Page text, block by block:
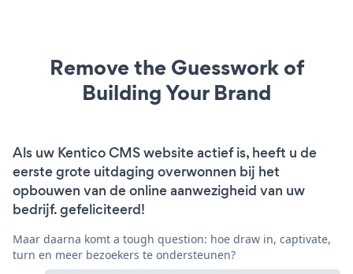
Remove the Guesswork of
Building Your Brand
Als uw Kentico CMS website actief is, heeft u de
eerste grote uitdaging overwonnen bij het
opbouwen van de online aanwezigheid van uw
bedrijf. gefeliciteerd!
Maar daarna komt a tough question: hoe draw in, captivate,
turn en meer bezoekers te ondersteunen?